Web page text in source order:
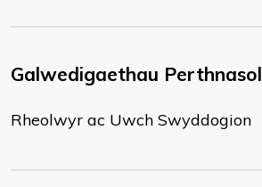
Galwedigaethau Perthnasol
Rheolwyr ac Uwch Swyddogion